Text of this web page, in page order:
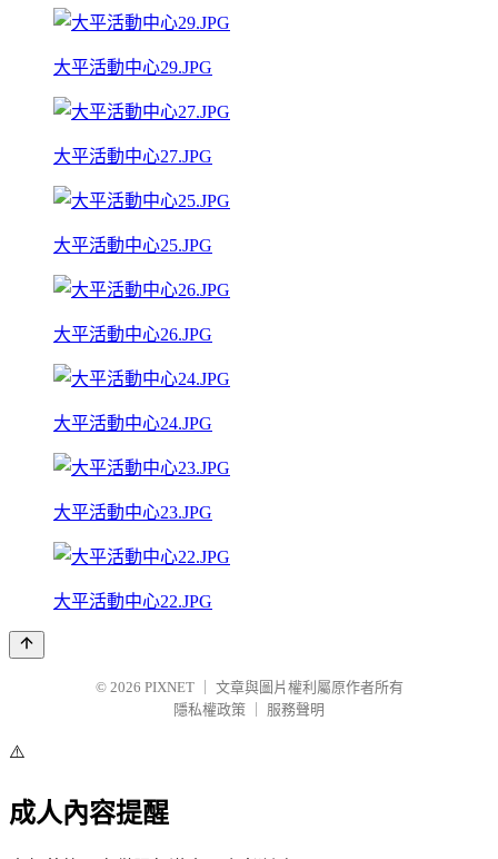
大平活動中心29.JPG
大平活動中心27.JPG
大平活動中心25.JPG
大平活動中心26.JPG
大平活動中心24.JPG
大平活動中心23.JPG
大平活動中心22.JPG
© 2026 PIXNET
文章與圖片權利屬原作者所有
隱私權政策
服務聲明
⚠️
成人內容提醒